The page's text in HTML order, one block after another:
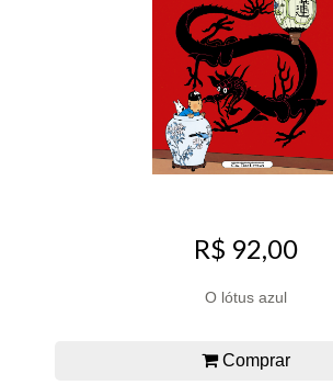
R$ 92,00
O lótus azul
Comprar